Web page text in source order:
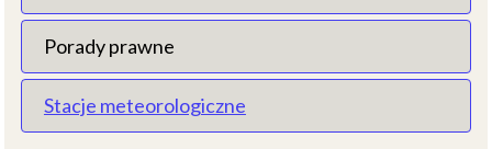
Porady prawne
Stacje meteorologiczne